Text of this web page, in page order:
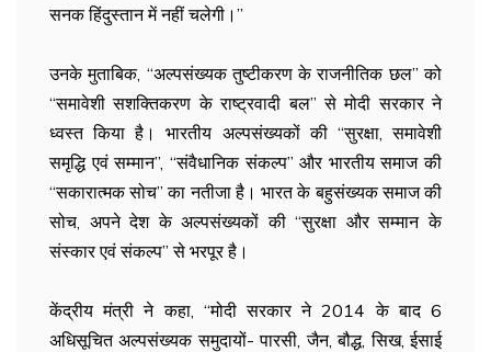
सनक हिंदुस्तान में नहीं चलेगी।’’
उनके मुताबिक, “अल्पसंख्यक तुष्टीकरण के राजनीतिक छल” को
“समावेशी सशक्तिकरण के राष्ट्रवादी बल” से मोदी सरकार ने
ध्वस्त किया है। भारतीय अल्पसंख्यकों की “सुरक्षा, समावेशी
समृद्धि एवं सम्मान”, “संवैधानिक संकल्प” और भारतीय समाज की
“सकारात्मक सोच” का नतीजा है। भारत के बहुसंख्यक समाज की
सोच, अपने देश के अल्पसंख्यकों की “सुरक्षा और सम्मान के
संस्कार एवं संकल्प” से भरपूर है।
केंद्रीय मंत्री ने कहा, ‘‘मोदी सरकार ने 2014 के बाद 6
अधिसूचित अल्पसंख्यक समुदायों- पारसी, जैन, बौद्ध, सिख, ईसाई